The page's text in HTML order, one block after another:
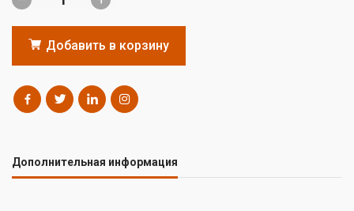
Добавить в корзину
Дополнительная информация